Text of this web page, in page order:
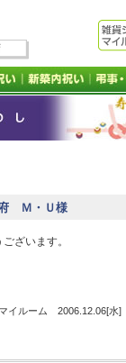
Ｍ・Ｕ様
ざいます。
マイルーム 2006.12.06[